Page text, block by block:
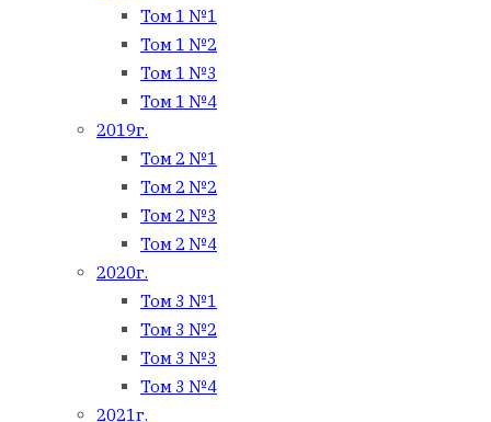
Том 1 №1
Том 1 №2
Том 1 №3
Том 1 №4
2019г.
Том 2 №1
Том 2 №2
Том 2 №3
Том 2 №4
2020г.
Том 3 №1
Том 3 №2
Том 3 №3
Том 3 №4
2021г.